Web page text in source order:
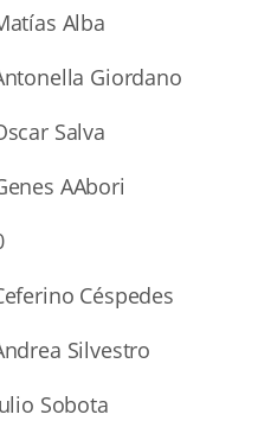
Alba
Giordano
Salva
AAbori
Céspedes
Silvestro
Sobota